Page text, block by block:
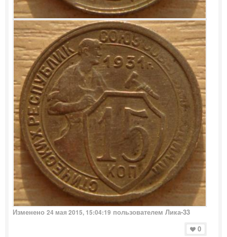
Изменено 24 мая 2015, 15:04:19 пользователем Лика-33
0